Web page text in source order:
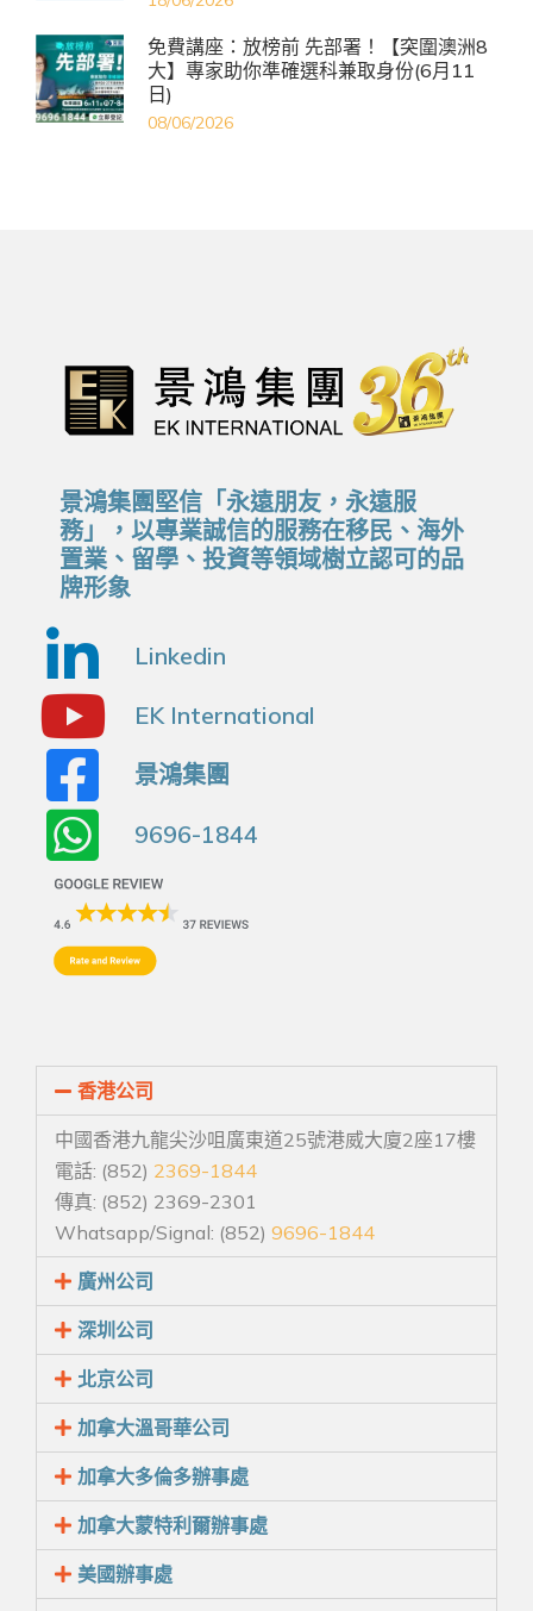
免費講座：放榜前 先部署！【突圍澳洲8
大】專家助你準確選科兼取身份(6月11
日)
08/06/2026
景鴻集團堅信「永遠朋友，永遠服
務」，以專業誠信的服務在移民、海外
置業、留學、投資等領域樹立認可的品
牌形象
Linkedin
EK International
景鴻集團
9696-1844
香港公司
中國香港九龍尖沙咀廣東道25號港威大廈2座17樓
電話: (852) 2369-1844
傳真: (852) 2369-2301
Whatsapp/Signal: (852) 9696-1844
廣州公司
深圳公司
北京公司
加拿大溫哥華公司
加拿大多倫多辦事處
加拿大蒙特利爾辦事處
美國辦事處